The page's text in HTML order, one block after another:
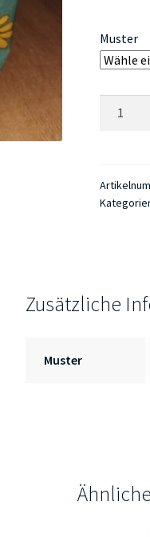
Muster
Zusätzliche
Muster